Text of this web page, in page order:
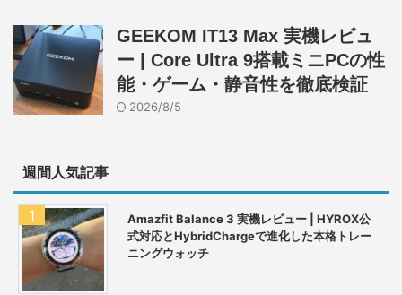
GEEKOM IT13 Max 実機レビュ
ー | Core Ultra 9搭載ミニPCの性
能・ゲーム・静音性を徹底検証
2026/8/5
週間人気記事
Amazfit Balance 3 実機レビュー | HYROX公
式対応とHybridChargeで進化した本格トレー
ニングウォッチ